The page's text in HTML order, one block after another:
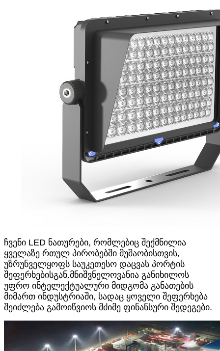
ჩვენი LED ნათურები, რომლებიც შექმნილია
ყველაზე რთულ პირობებში მუშაობისთვის,
უზრუნველყოფს საუკეთესო დაცვას პორტის
შეფერხებისგან.მნიშვნელოვანია განიხილოს
უფრო ინტელექტუალური მიდგომა განათების
მიმართ ინდუსტრიაში, სადაც ყოველი შეფერხება
შეიძლება გამოიწვიოს მძიმე ფინანსური შედეგები.